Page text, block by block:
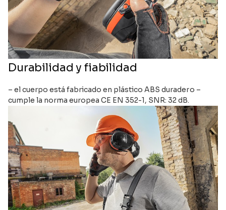
Durabilidad y fiabilidad
– el cuerpo está fabricado en plástico ABS duradero –
cumple la norma europea CE EN 352-1, SNR: 32 dB.